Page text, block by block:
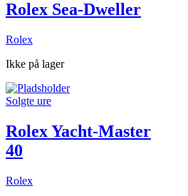
Rolex Sea-Dweller
Rolex
Ikke på lager
Solgte ure
Rolex Yacht-Master
40
Rolex